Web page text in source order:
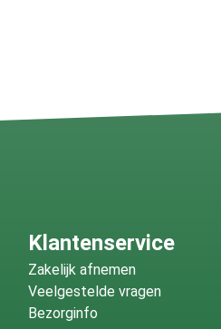
Klantenservice
Zakelijk afnemen
Veelgestelde vragen
Bezorginfo